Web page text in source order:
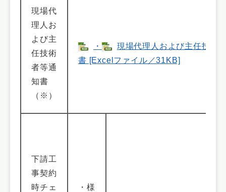
現場代
理人お
よび主
任技術
者等通
知書
（※）
・
現場代理人および主任技術
書 [Excelファイル／31KB]
下請工
事契約
時チェ
・様